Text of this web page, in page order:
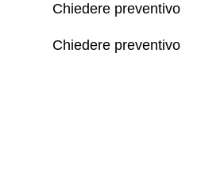
Chiedere preventivo
Chiedere preventivo